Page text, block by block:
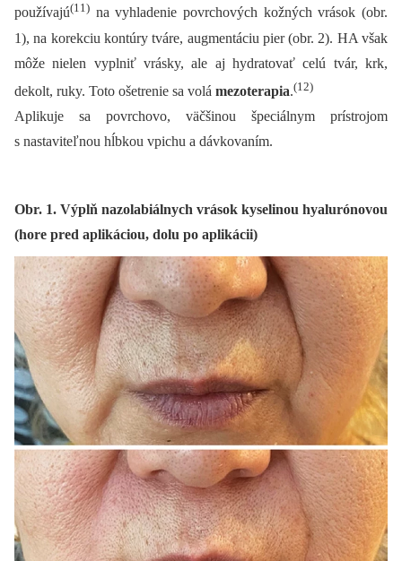
používajú(11) na vyhladenie povrchových kožných vrások (obr.
1), na korekciu kontúry tváre, augmentáciu pier (obr. 2). HA však
môže nielen vyplniť vrásky, ale aj hydratovať celú tvár, krk,
dekolt, ruky. Toto ošetrenie sa volá mezoterapia.(12)
Aplikuje sa povrchovo, väčšinou špeciálnym prístrojom
s nastaviteľnou hĺbkou vpichu a dávkovaním.
Obr. 1. Výplň nazolabiálnych vrások kyselinou hyalurónovou
(hore pred aplikáciou, dolu po aplikácii)